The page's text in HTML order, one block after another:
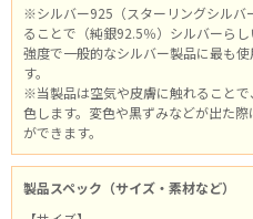
※シルバー925（スターリングシルバ
ることで（純銀92.5％）シルバーら
強度で一般的なシルバー製品に最も
す。
※当製品は空気や皮膚に触れること
色します。変色や黒ずみなどが出た
ができます。
製品スペック（サイズ・素材など）